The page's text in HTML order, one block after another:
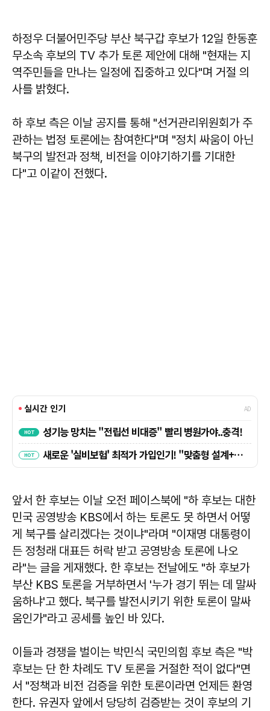
하정우 더불어민주당 부산 북구갑 후보가 12일 한동훈
무소속 후보의 TV 추가 토론 제안에 대해 "현재는 지
역주민들을 만나는 일정에 집중하고 있다"며 거절 의
사를 밝혔다.
하 후보 측은 이날 공지를 통해 "선거관리위원회가 주
관하는 법정 토론에는 참여한다"며 "정치 싸움이 아닌
북구의 발전과 정책, 비전을 이야기하기를 기대한
다"고 이같이 전했다.
앞서 한 후보는 이날 오전 페이스북에 "하 후보는 대한
민국 공영방송 KBS에서 하는 토론도 못 하면서 어떻
게 북구를 살리겠다는 것이냐"라며 "이재명 대통령이
든 정청래 대표든 허락 받고 공영방송 토론에 나오
라"는 글을 게재했다. 한 후보는 전날에도 "하 후보가
부산 KBS 토론을 거부하면서 '누가 경기 뛰는 데 말싸
움하냐'고 했다. 북구를 발전시키기 위한 토론이 말싸
움인가"라고 공세를 높인 바 있다.
이들과 경쟁을 벌이는 박민식 국민의힘 후보 측은 "박
후보는 단 한 차례도 TV 토론을 거절한 적이 없다"면
서 "정책과 비전 검증을 위한 토론이라면 언제든 환영
한다. 유권자 앞에서 당당히 검증받는 것이 후보의 기